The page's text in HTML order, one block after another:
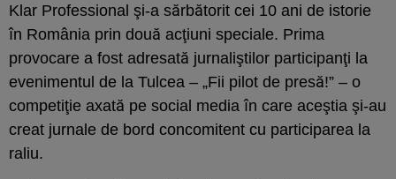
Klar Professional şi-a sărbătorit cei 10 ani de istorie
în România prin două acţiuni speciale. Prima
provocare a fost adresată jurnaliştilor participanţi la
evenimentul de la Tulcea – „Fii pilot de presă!” – o
competiţie axată pe social media în care aceştia şi-au
creat jurnale de bord concomitent cu participarea la
raliu.